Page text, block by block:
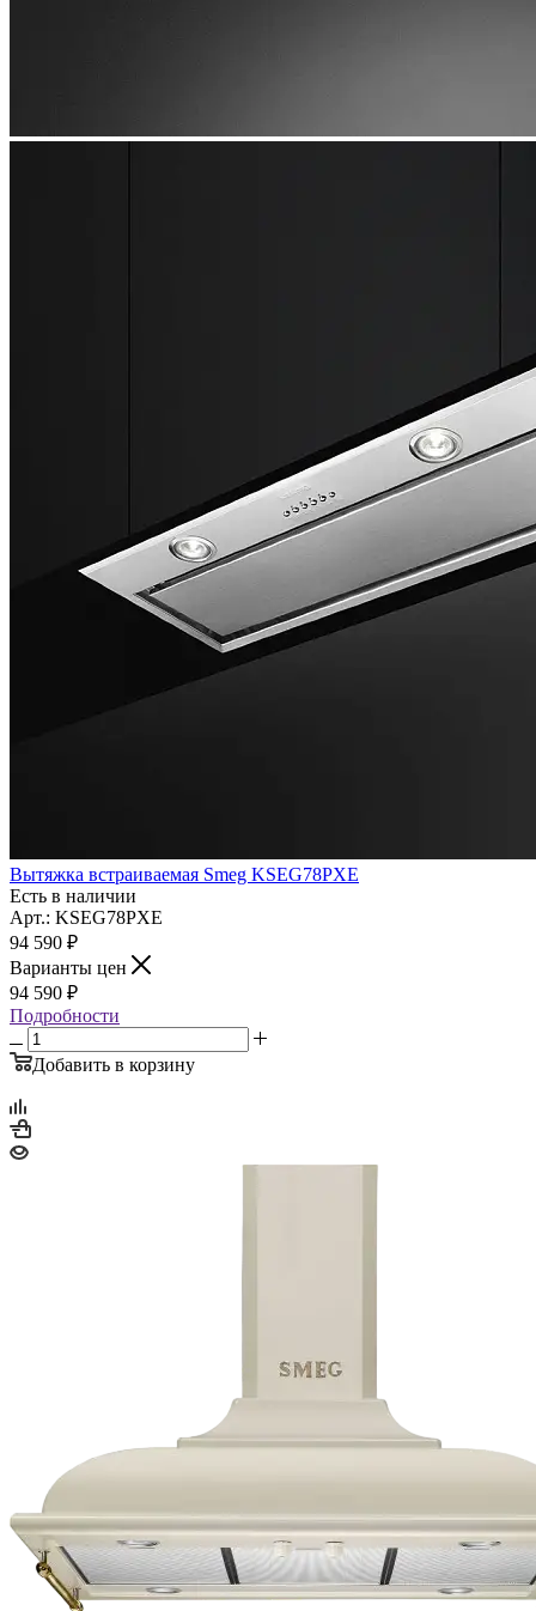
Вытяжка встраиваемая Smeg KSEG78PXE
Есть в наличии
Арт.: KSEG78PXE
94 590 ₽
Варианты цен
94 590 ₽
Подробности
Добавить в корзину